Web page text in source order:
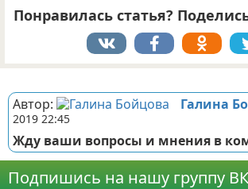
Понравилась статья?
Автор: Галина
2019 22:45
Жду ваши вопросы и мнения в
Подпишись на нашу группу